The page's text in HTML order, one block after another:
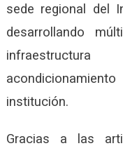
sede regional del
desarrollando
institución.
Gracias a las